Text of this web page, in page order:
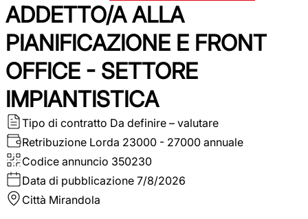
ADDETTO/A ALLA
PIANIFICAZIONE E FRONT
OFFICE - SETTORE
IMPIANTISTICA
Tipo di contratto Da definire – valutare
Retribuzione Lorda 23000 - 27000 annuale
Codice annuncio 350230
Data di pubblicazione 7/8/2026
Città Mirandola